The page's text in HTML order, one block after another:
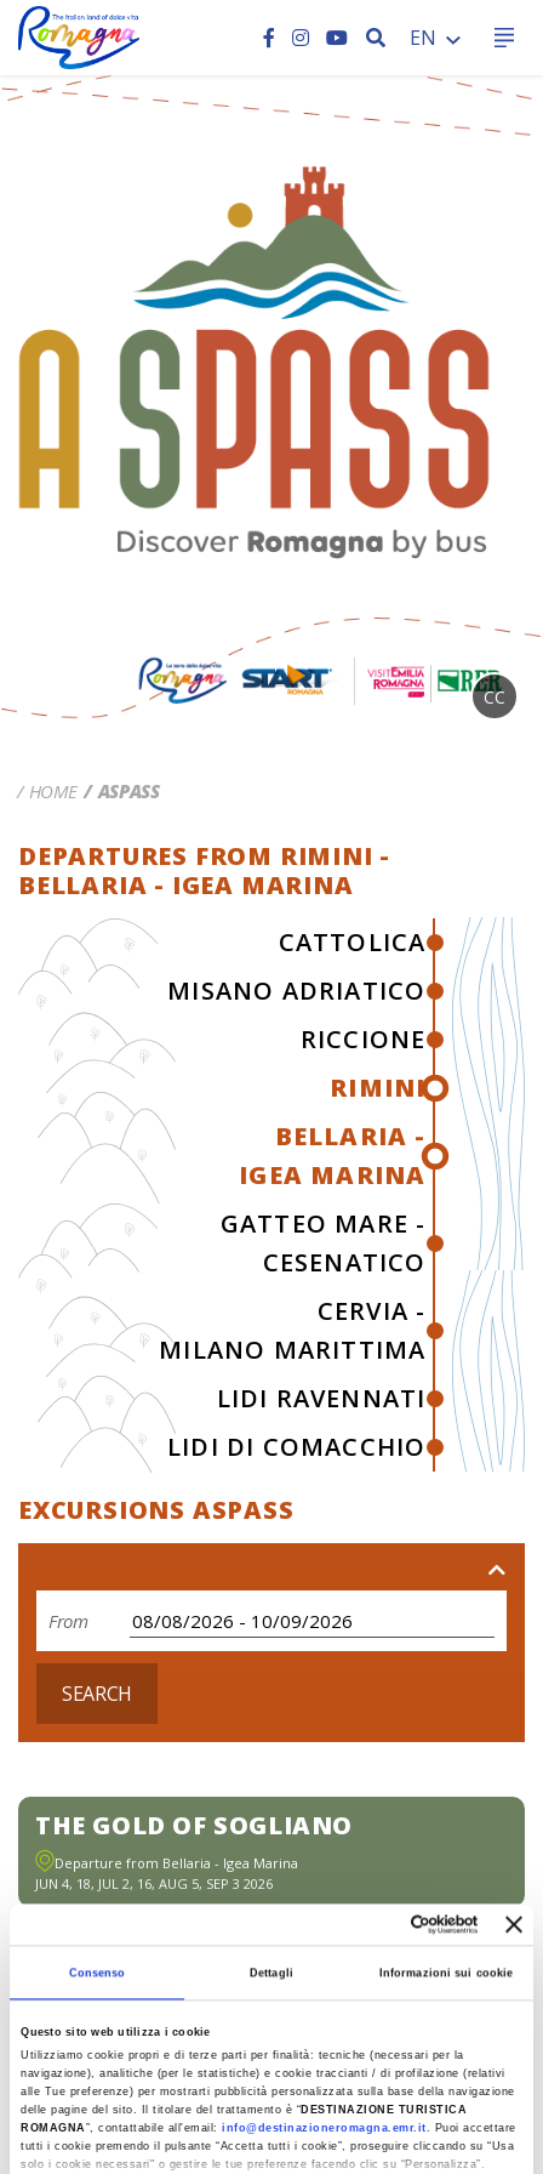
Consenso Dettagli Informazioni sui cookie
Questo sito web utilizza i cookie
Utilizziamo cookie propri e di terze parti per finalità: tecniche (necessari per la
navigazione), analitiche (per le statistiche) e cookie traccianti / di profilazione (relativi
alle Tue preferenze) per mostrarti pubblicità personalizzata sulla base della navigazione
delle pagine del sito. Il titolare del trattamento è “ DESTINAZIONE TURISTICA
ROMAGNA”, contattabile all'email:info@destinazioneromagna.emr.it. Puoi accettare
tutti i cookie premendo il pulsante “Accetta tutti i cookie”, proseguire cliccando su “Usa
solo i cookie necessari" o gestire le tue preferenze facendo clic su “Personalizza”.
SEARCH
EN
CC
HOME ASPASS
DEPARTURES FROM RIMINI -
BELLARIA - IGEA MARINA
CATTOLICA
MISANO ADRIATICO
RICCIONE
RIMINI
BELLARIA -
IGEA MARINA
GATTEO MARE -
CESENATICO
CERVIA -
MILANO MARITTIMA
LIDI RAVENNATI
LIDI DI COMACCHIO
EXCURSIONS ASPASS
From
SEARCH
THE GOLD OF SOGLIANO
Departure from Bellaria - Igea Marina
JUN 4, 18, JUL 2, 16, AUG 5, SEP 3 2026
BELOW AND ABOVE
SANTARCANGELO
Departure from Bellaria - Igea Marina
JUN 10, JUL 22, AUG 26 2026
THE DUAL NATURE OF VERUCCHIO
Departure from Rimini